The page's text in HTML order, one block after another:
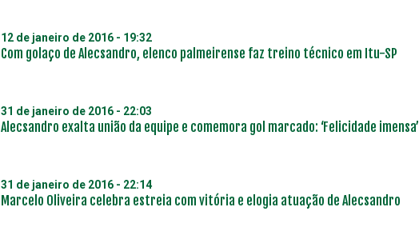
12 de janeiro de 2016 - 19:32
Com golaço de Alecsandro, elenco palmeirense faz treino técnico em Itu-SP
31 de janeiro de 2016 - 22:03
Alecsandro exalta união da equipe e comemora gol marcado: ‘Felicidade imensa’
31 de janeiro de 2016 - 22:14
Marcelo Oliveira celebra estreia com vitória e elogia atuação de Alecsandro